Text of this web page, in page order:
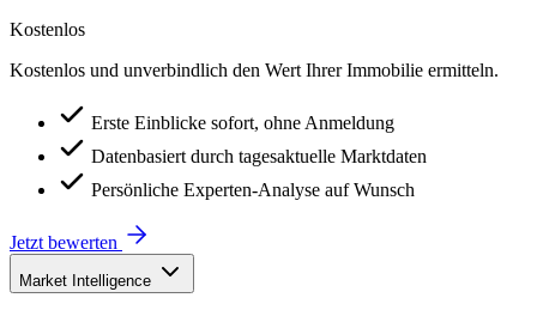
Kostenlos
Kostenlos und unverbindlich den Wert Ihrer Immobilie ermitteln.
Erste Einblicke sofort, ohne Anmeldung
Datenbasiert durch tagesaktuelle Marktdaten
Persönliche Experten-Analyse auf Wunsch
Jetzt bewerten
Market Intelligence